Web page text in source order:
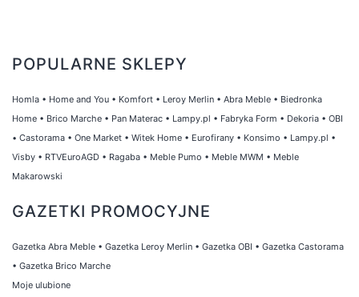
POPULARNE SKLEPY
Homla • Home and You • Komfort • Leroy Merlin • Abra Meble • Biedronka
Home • Brico Marche • Pan Materac • Lampy.pl • Fabryka Form • Dekoria • OBI
• Castorama • One Market • Witek Home • Eurofirany • Konsimo • Lampy.pl •
Visby • RTVEuroAGD • Ragaba • Meble Pumo • Meble MWM • Meble
Makarowski
GAZETKI PROMOCYJNE
Gazetka Abra Meble • Gazetka Leroy Merlin • Gazetka OBI • Gazetka Castorama
• Gazetka Brico Marche
Moje ulubione